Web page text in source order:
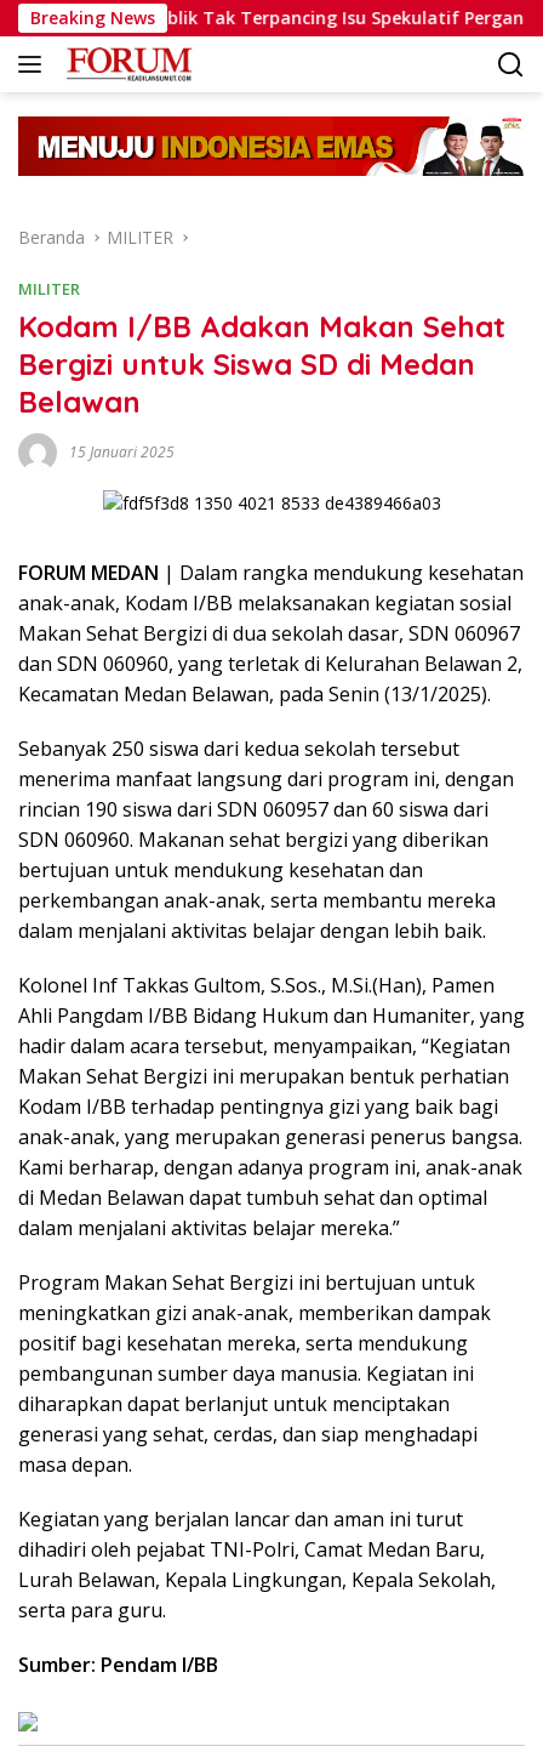
Langsung
ke
konten
Breaking News
Minta Publik Tak Terpancing Isu Spekulatif Pergantian Kapolri
Beranda MILITER
MILITER
Kodam I/BB Adakan Makan Sehat
Bergizi untuk Siswa SD di Medan
Belawan
15 Januari 2025
FORUM MEDAN | Dalam rangka mendukung kesehatan
anak-anak, Kodam I/BB melaksanakan kegiatan sosial
Makan Sehat Bergizi di dua sekolah dasar, SDN 060967
dan SDN 060960, yang terletak di Kelurahan Belawan 2,
Kecamatan Medan Belawan, pada Senin (13/1/2025).
Sebanyak 250 siswa dari kedua sekolah tersebut
menerima manfaat langsung dari program ini, dengan
rincian 190 siswa dari SDN 060957 dan 60 siswa dari
SDN 060960. Makanan sehat bergizi yang diberikan
bertujuan untuk mendukung kesehatan dan
perkembangan anak-anak, serta membantu mereka
dalam menjalani aktivitas belajar dengan lebih baik.
Kolonel Inf Takkas Gultom, S.Sos., M.Si.(Han), Pamen
Ahli Pangdam I/BB Bidang Hukum dan Humaniter, yang
hadir dalam acara tersebut, menyampaikan, “Kegiatan
Makan Sehat Bergizi ini merupakan bentuk perhatian
Kodam I/BB terhadap pentingnya gizi yang baik bagi
anak-anak, yang merupakan generasi penerus bangsa.
Kami berharap, dengan adanya program ini, anak-anak
di Medan Belawan dapat tumbuh sehat dan optimal
dalam menjalani aktivitas belajar mereka.”
Program Makan Sehat Bergizi ini bertujuan untuk
meningkatkan gizi anak-anak, memberikan dampak
positif bagi kesehatan mereka, serta mendukung
pembangunan sumber daya manusia. Kegiatan ini
diharapkan dapat berlanjut untuk menciptakan
generasi yang sehat, cerdas, dan siap menghadapi
masa depan.
Kegiatan yang berjalan lancar dan aman ini turut
dihadiri oleh pejabat TNI-Polri, Camat Medan Baru,
Lurah Belawan, Kepala Lingkungan, Kepala Sekolah,
serta para guru.
Sumber: Pendam I/BB